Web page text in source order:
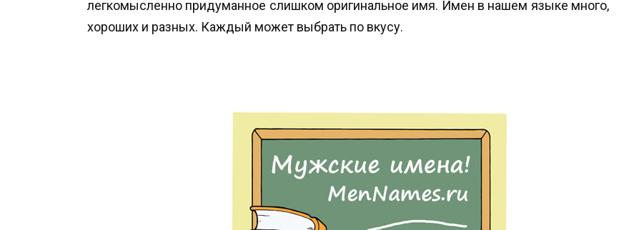
легкомысленно придуманное слишком оригинальное имя. Имен в нашем языке много,
хороших и разных. Каждый может выбрать по вкусу.